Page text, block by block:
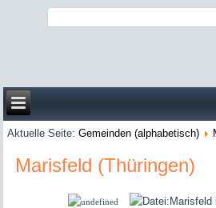
Aktuelle Seite:Gemeinden (alphabetisch)
Marisfeld (Thüringen)